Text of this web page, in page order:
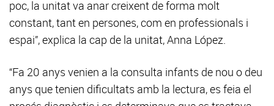
poc, la unitat va anar creixent de forma molt
constant, tant en persones, com en professionals i
espai”, explica la cap de la unitat, Anna López.
“Fa 20 anys venien a la consulta infants de nou o deu
anys que tenien dificultats amb la lectura, es feia el